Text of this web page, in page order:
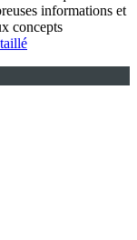
informations et
concepts